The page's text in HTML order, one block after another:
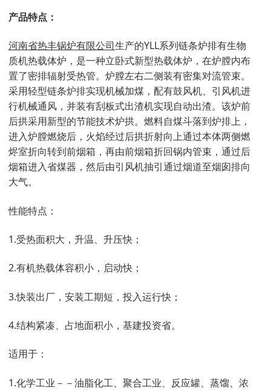
产品特点：
河南省热丰锅炉有限公司生产的YLL系列链条炉排有生物
质机热载体炉，是一种立卧式新型热载体炉，在炉膛内布
置了密排辐射受热管。炉膛左右二侧装有密集对流管束。
采用轻型链条炉排实现机械加煤，配有鼓风机、引风机进
行机械通风，并装有刮板式出渣机实现自动出渣。该炉前
后拱采用新型的节能技术炉拱。燃料自煤斗落到炉排上，
进入炉膛燃烧后，火焰经过后拱折射向上通过本体两侧燃
烬室折向转到前烟箱，再由前烟箱折回锅内管束，通过后
烟箱进入省煤器，然后由引风机抽引通过烟道至烟囱排向
大气。
性能特点：
1.受热面积大，升温、升压快；
2.有机热载体容积小，启动快；
3.快装出厂，安装工期短，投入运行快；
4.结构紧凑、占地面积小，基建投资省。
适用于：
1.化学工业－－油脂化工、聚合工业、反应罐、蒸馏、浓